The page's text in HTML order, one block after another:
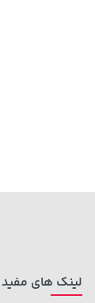
لینک های مفید